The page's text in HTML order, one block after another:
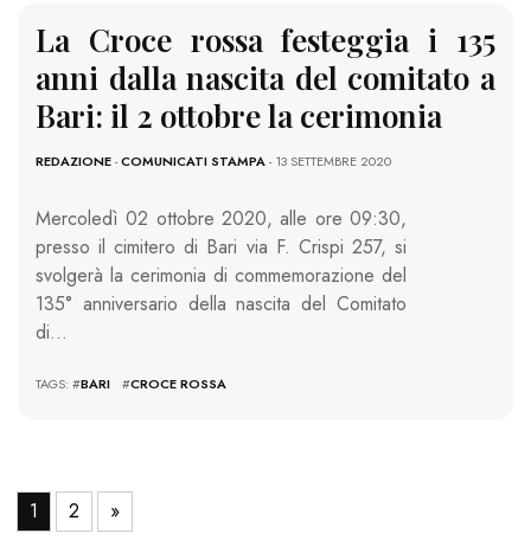
La Croce rossa festeggia i 135
anni dalla nascita del comitato a
Bari: il 2 ottobre la cerimonia
REDAZIONE-COMUNICATI STAMPA- 13 SETTEMBRE 2020
Mercoledì 02 ottobre 2020, alle ore 09:30,
presso il cimitero di Bari via F. Crispi 257, si
svolgerà la cerimonia di commemorazione del
135° anniversario della nascita del Comitato
di…
TAGS: #BARI #CROCE ROSSA
1 2 »